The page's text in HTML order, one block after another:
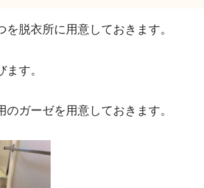
脱衣所に用意しておきます。
す。
ガーゼを用意しておきます。